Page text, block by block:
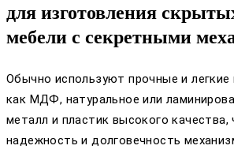
для изготовления
мебели с секретными
Обычно используют прочные и легкие
как МДФ, натуральное или
металл и пластик высокого
надежность и долговечность